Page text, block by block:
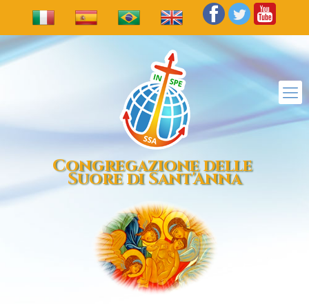
Congregazione delle
Suore di Sant'Anna